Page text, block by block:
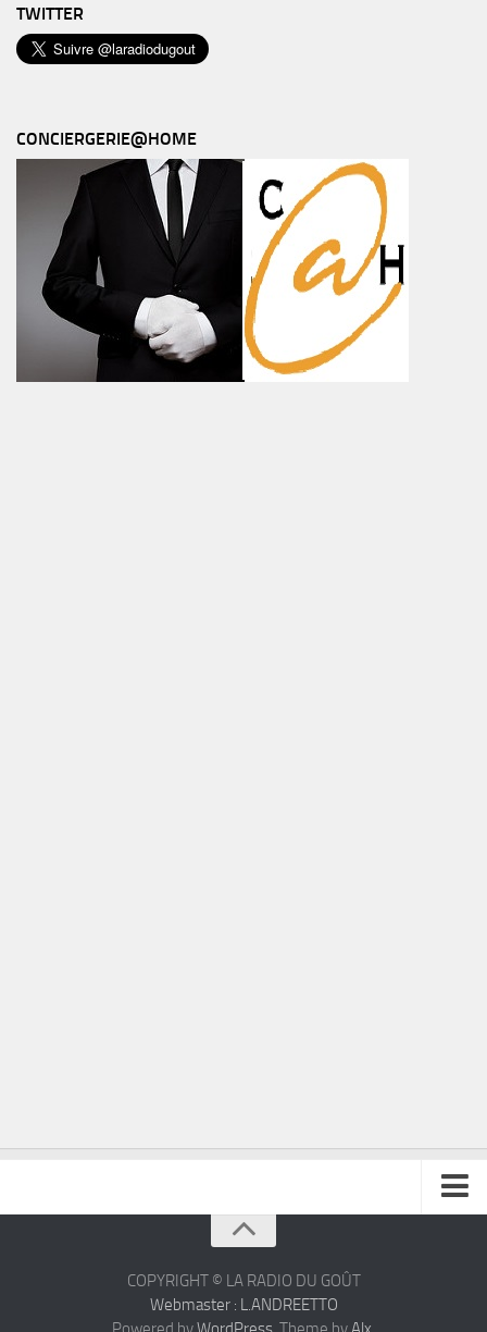
TWITTER
CONCIERGERIE@HOME
COPYRIGHT © LA RADIO DU GOÛT
Webmaster : L.ANDREETTO